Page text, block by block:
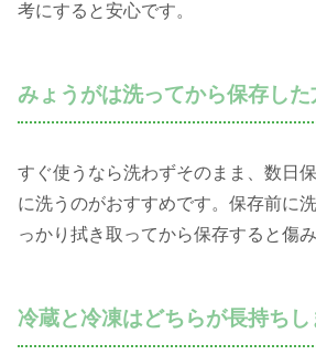
考にすると安心です。
みょうがは洗ってから保存し
すぐ使うなら洗わずそのまま、数日
に洗うのがおすすめです。保存前に
っかり拭き取ってから保存すると傷
冷蔵と冷凍はどちらが長持ち